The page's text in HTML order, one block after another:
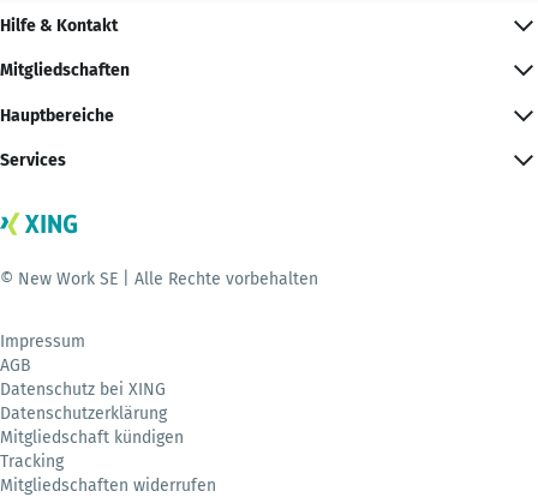
Hilfe & Kontakt
Mitgliedschaften
Hauptbereiche
Services
© New Work SE | Alle Rechte vorbehalten
Impressum
AGB
Datenschutz bei XING
Datenschutzerklärung
Mitgliedschaft kündigen
Tracking
Mitgliedschaften widerrufen